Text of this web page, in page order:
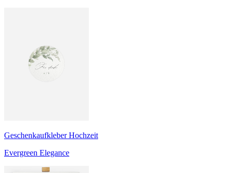
Geschenkaufkleber Hochzeit
Evergreen Elegance